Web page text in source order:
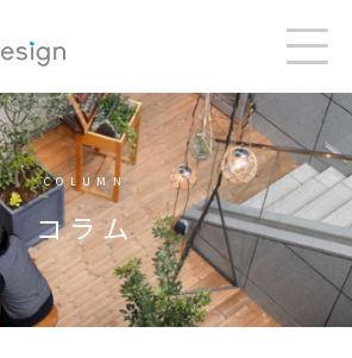
COLUMN
コラム